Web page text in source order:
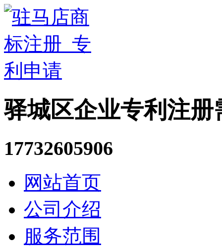
驿城区企业专利注
17732605906
网站首页
公司介绍
服务范围